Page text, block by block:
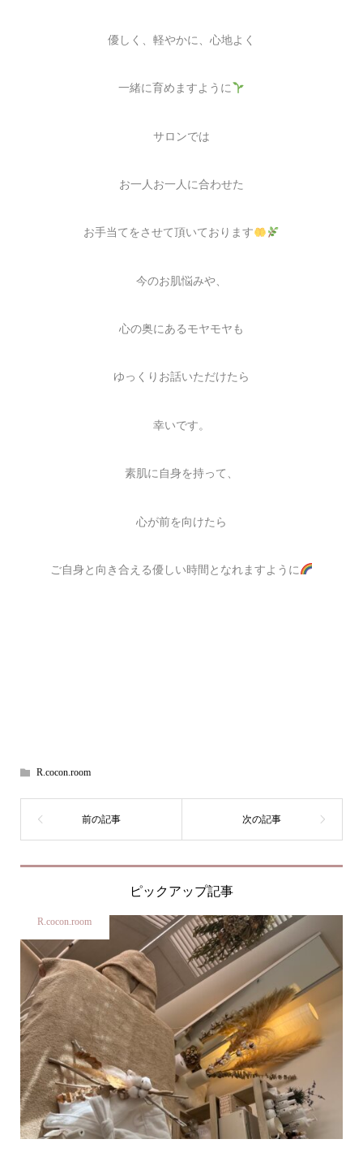
優しく、軽やかに、心地よく
一緒に育めますように
サロンでは
お一人お一人に合わせた
お手当てをさせて頂いております
今のお肌悩みや、
心の奥にあるモヤモヤも
ゆっくりお話いただけたら
幸いです。
素肌に自身を持って、
心が前を向けたら
ご自身と向き合える優しい時間となれますように
R.cocon.room
ピックアップ記事
R.cocon.room